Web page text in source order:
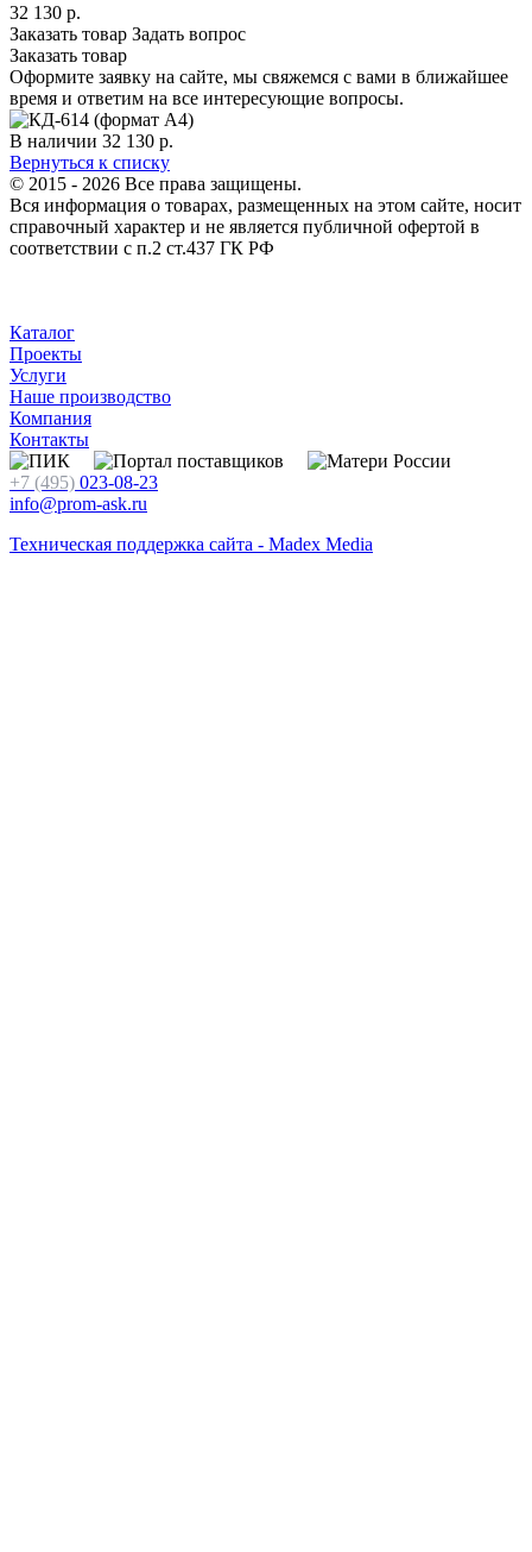
32 130 р.
Заказать товар Задать вопрос
Заказать товар
Оформите заявку на сайте, мы свяжемся с вами в ближайшее
время и ответим на все интересующие вопросы.
В наличии 32 130 р.
Вернуться к списку
© 2015 - 2026 Все права защищены.
Вся информация о товарах, размещенных на этом сайте, носит
справочный характер и не является публичной офертой в
соответствии с п.2 ст.437 ГК РФ
Каталог
Проекты
Услуги
Наше производство
Компания
Контакты
+7 (495) 023-08-23
info@prom-ask.ru
Техническая поддержка сайта - Madex Media